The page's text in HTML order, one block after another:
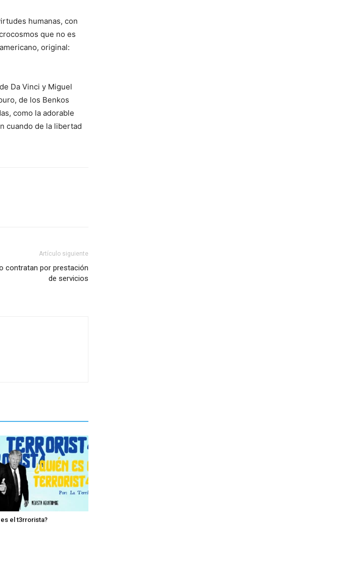
humanas, con
que no es
original:
Da Vinci y Miguel
de los Benkos
como la adorable
cuando de la libertad
Artículo siguiente
contratan por prestación
de servicios
es el t3rrorista?